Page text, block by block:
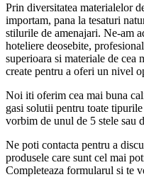
Prin diversitatea materialelor
importam, pana la tesaturi
stilurile de amenajari. Ne-am
hoteliere deosebite,
superioara si materiale de cea
create pentru a oferi un nivel
Noi iti oferim cea mai buna
gasi solutii pentru toate
vorbim de unul de 5 stele sau
Ne poti contacta pentru a
produsele care sunt cel mai
Completeaza formularul si te